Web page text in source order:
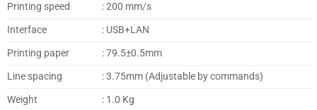
Printing speed
: 200 mm/s
Interface
: USB+LAN
Printing paper
: 79.5±0.5mm
Line spacing
: 3.75mm (Adjustable by commands)
Weight
: 1.0 Kg